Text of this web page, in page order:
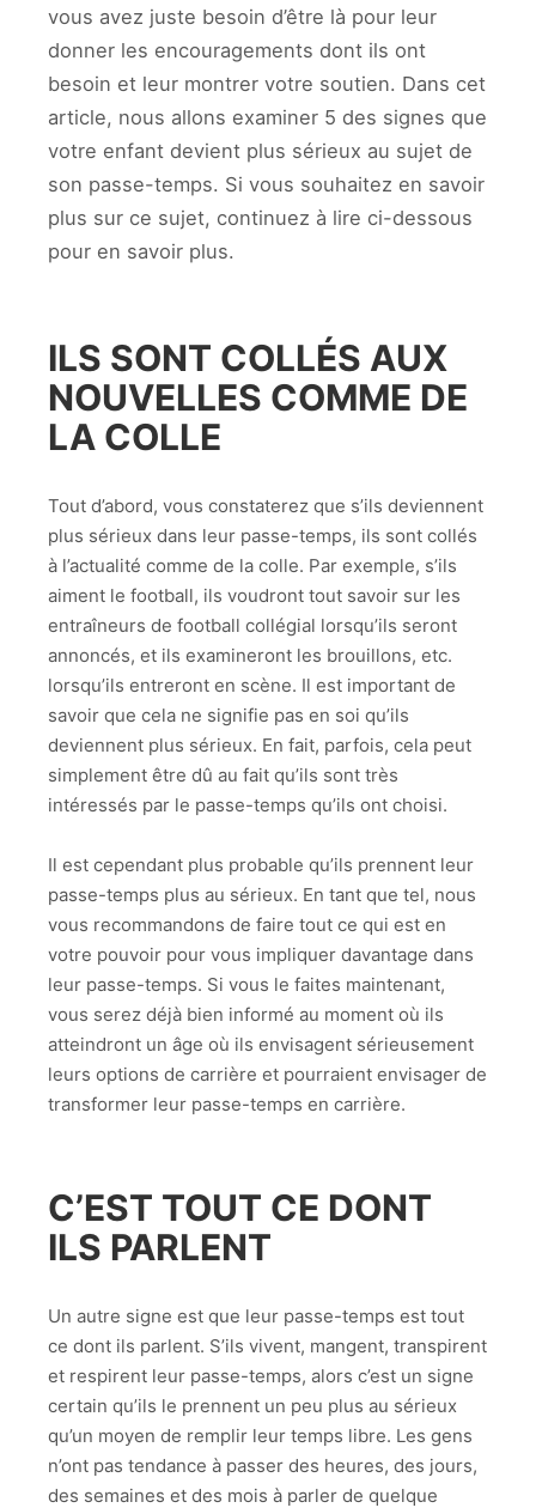
vous avez juste besoin d’être là pour leur
donner les encouragements dont ils ont
besoin et leur montrer votre soutien. Dans cet
article, nous allons examiner 5 des signes que
votre enfant devient plus sérieux au sujet de
son passe-temps. Si vous souhaitez en savoir
plus sur ce sujet, continuez à lire ci-dessous
pour en savoir plus.
ILS SONT COLLÉS AUX
NOUVELLES COMME DE
LA COLLE
Tout d’abord, vous constaterez que s’ils deviennent
plus sérieux dans leur passe-temps, ils sont collés
à l’actualité comme de la colle. Par exemple, s’ils
aiment le football, ils voudront tout savoir sur les
entraîneurs de football collégial lorsqu’ils seront
annoncés, et ils examineront les brouillons, etc.
lorsqu’ils entreront en scène. Il est important de
savoir que cela ne signifie pas en soi qu’ils
deviennent plus sérieux. En fait, parfois, cela peut
simplement être dû au fait qu’ils sont très
intéressés par le passe-temps qu’ils ont choisi.
Il est cependant plus probable qu’ils prennent leur
passe-temps plus au sérieux. En tant que tel, nous
vous recommandons de faire tout ce qui est en
votre pouvoir pour vous impliquer davantage dans
leur passe-temps. Si vous le faites maintenant,
vous serez déjà bien informé au moment où ils
atteindront un âge où ils envisagent sérieusement
leurs options de carrière et pourraient envisager de
transformer leur passe-temps en carrière.
C’EST TOUT CE DONT
ILS PARLENT
Un autre signe est que leur passe-temps est tout
ce dont ils parlent. S’ils vivent, mangent, transpirent
et respirent leur passe-temps, alors c’est un signe
certain qu’ils le prennent un peu plus au sérieux
qu’un moyen de remplir leur temps libre. Les gens
n’ont pas tendance à passer des heures, des jours,
des semaines et des mois à parler de quelque